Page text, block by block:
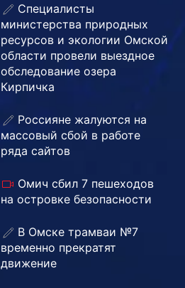
Специалисты
министерства природных
ресурсов и экологии Омской
области провели выездное
обследование озера
Кирпичка
Россияне жалуются на
массовый сбой в работе
ряда сайтов
Омич сбил 7 пешеходов
на островке безопасности
В Омске трамваи №7
временно прекратят
движение